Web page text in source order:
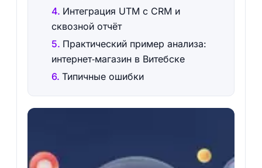
Интеграция UTM с CRM и
сквозной отчёт
Практический пример анализа:
интернет‑магазин в Витебске
Типичные ошибки